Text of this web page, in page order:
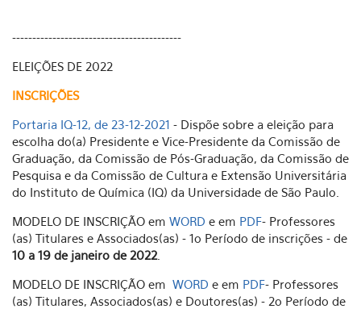
------------------------------------------
ELEIÇÕES DE 2022
INSCRIÇÕES
Portaria IQ-12, de 23-12-2021 - Dispõe sobre a eleição para
escolha do(a) Presidente e Vice-Presidente da Comissão de
Graduação, da Comissão de Pós-Graduação, da Comissão de
Pesquisa e da Comissão de Cultura e Extensão Universitária
do Instituto de Química (IQ) da Universidade de São Paulo.
MODELO DE INSCRIÇÃO em WORD e em PDF- Professores
(as) Titulares e Associados(as) - 1o Período de inscrições - de
10 a 19 de janeiro de 2022.
MODELO DE INSCRIÇÃO em WORD e em PDF- Professores
(as) Titulares, Associados(as) e Doutores(as) - 2o Período de